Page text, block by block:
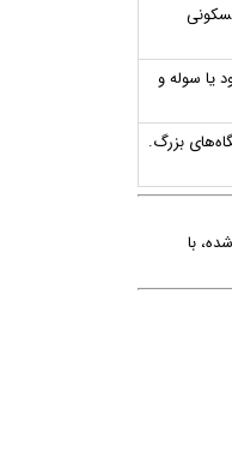
یا سوله و
بزرگ.
با